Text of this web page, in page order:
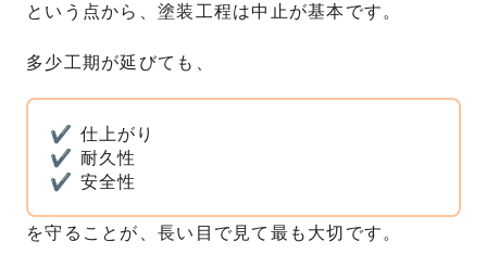
という点から、塗装工程は中止が基本です。
多少工期が延びても、
✔ 仕上がり
✔ 耐久性
✔ 安全性
を守ることが、長い目で見て最も大切です。